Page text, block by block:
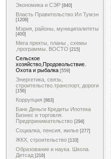
Экономика и СЭР [840]
Власть Правительство Ил Тумэн
[1208]
Мэрия, районы, муниципалитеты
[400]
Мега пректы, планы , схемы
,программы. ВОСТО [215]
Сельское
хозяйство,Продовольствие.
Охота и рыбалка [559]
Энергетика, связь,
строительство.транспорт, дороги
[156]
Коррупция [863]
Банк Деньги Кредиты Ипотека
Бизнес и торговля.
Предпринимательство [294]
Социалка, пенсия, жилье [277]
ЖКХ, строительство [133]
Образование и наука. Школа.
Детсад [216]